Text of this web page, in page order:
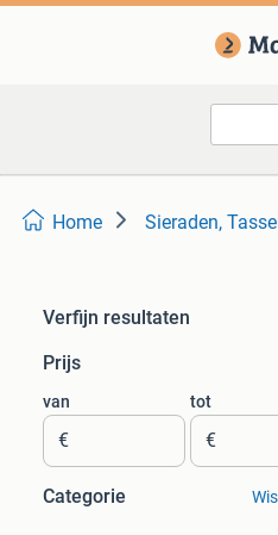
Home Sieraden,
Verfijn resultaten
Prijs
van
€
tot
€
Categorie